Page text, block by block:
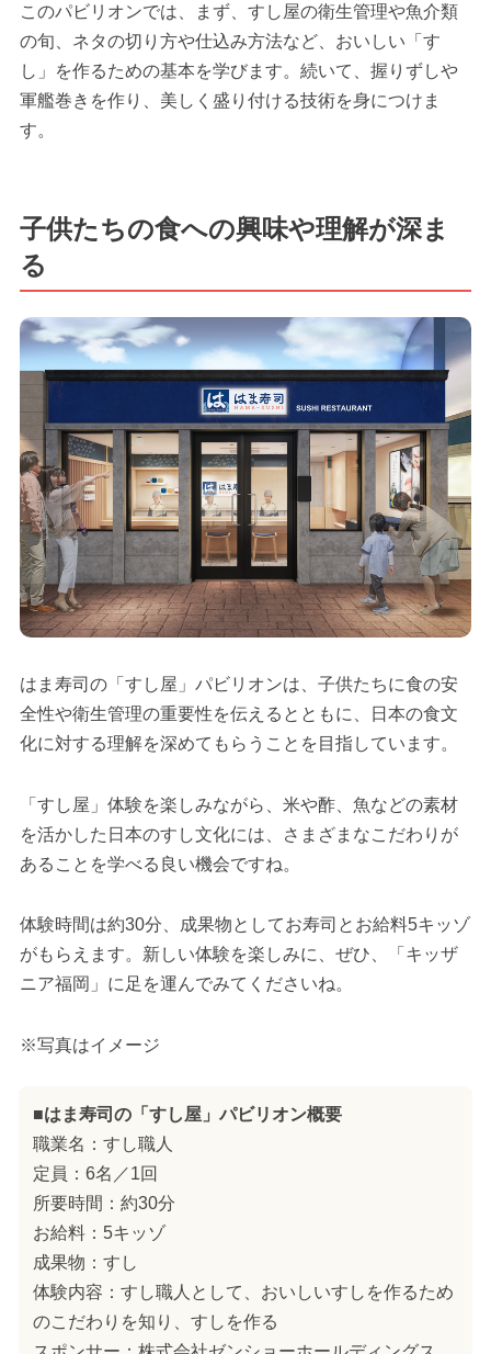
このパビリオンでは、まず、すし屋の衛生管理や魚介類
の旬、ネタの切り方や仕込み方法など、おいしい「す
し」を作るための基本を学びます。続いて、握りずしや
軍艦巻きを作り、美しく盛り付ける技術を身につけま
す。
子供たちの食への興味や理解が深ま
る
はま寿司の「すし屋」パビリオンは、子供たちに食の安
全性や衛生管理の重要性を伝えるとともに、日本の食文
化に対する理解を深めてもらうことを目指しています。
「すし屋」体験を楽しみながら、米や酢、魚などの素材
を活かした日本のすし文化には、さまざまなこだわりが
あることを学べる良い機会ですね。
体験時間は約30分、成果物としてお寿司とお給料5キッゾ
がもらえます。新しい体験を楽しみに、ぜひ、「キッザ
ニア福岡」に足を運んでみてくださいね。
※写真はイメージ
■はま寿司の「すし屋」パビリオン概要
職業名：すし職人
定員：6名／1回
所要時間：約30分
お給料：5キッゾ
成果物：すし
体験内容：すし職人として、おいしいすしを作るため
のこだわりを知り、すしを作る